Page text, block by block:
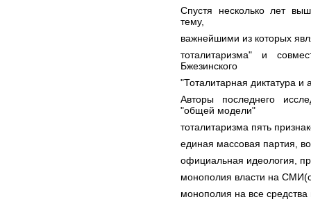
Спустя несколько лет
тему,
важнейшими из которых
тоталитаризма" и
Бжезинского
"Тоталитарная диктатура и
Авторы последнего
"общей модели"
тоталитаризма пять
единая массовая партия,
официальная идеология,
монополия власти на
монополия на все